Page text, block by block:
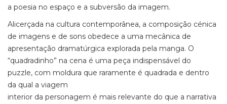
a poesia no espaço e a subversão da imagem.
Alicerçada na cultura contemporânea, a composição cénica
de imagens e de sons obedece a uma mecânica de
apresentação dramatúrgica explorada pela manga. O
“quadradinho” na cena é uma peça indispensável do
puzzle, com moldura que raramente é quadrada e dentro
da qual a viagem
interior da personagem é mais relevante do que a narrativa